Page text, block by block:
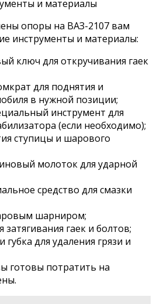
опоры на ВАЗ-2107 вам
инструменты и материалы:
ключ для откручивания гаек
для поднятия и
в нужной позиции;
инструмент для
(если необходимо);
ступицы и шарового
молоток для ударной
средство для смазки
шарниром;
гаек и болтов;
губка для удаления грязи и
готовы потратить на